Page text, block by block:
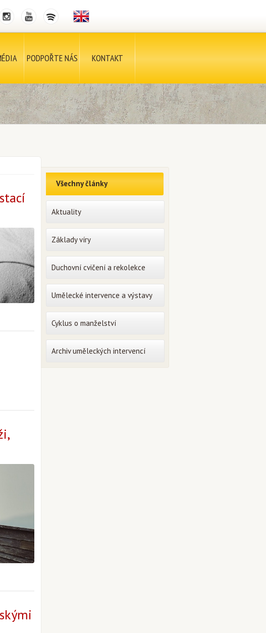
PODPOŘTE NÁS KONTAKT
Všechny články
Aktuality
Základy víry
Duchovní cvičení a rekolekce
Umělecké intervence a výstavy
Cyklus o manželství
Archiv uměleckých intervencí